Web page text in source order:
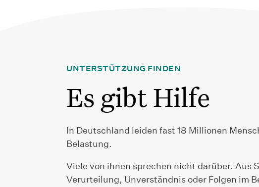
UNTERSTÜTZUNG FINDEN
Es gibt Hilfe
In Deutschland leiden fast 18 Millionen
Belastung.
Viele von ihnen sprechen nicht darüber. Aus
Verurteilung, Unverständnis oder Folgen im